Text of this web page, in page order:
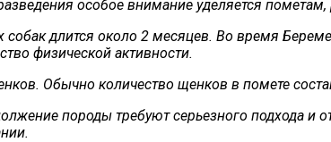
особое внимание уделяется
длится около 2 месяцев. Во время
физической активности.
Обычно количество щенков в помете
породы требуют серьезного подхода и